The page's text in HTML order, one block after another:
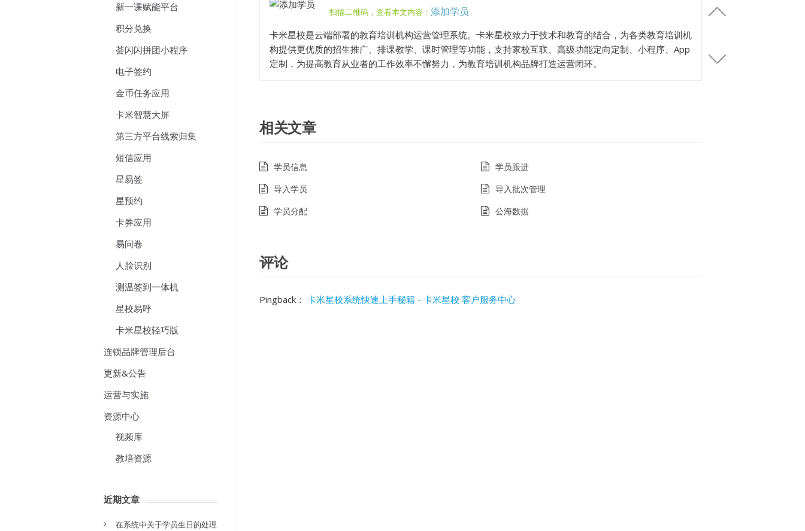
新一课赋能平台
积分兑换
荟闪闪拼团小程序
电子签约
金币任务应用
卡米智慧大屏
第三方平台线索归集
短信应用
星易签
星预约
卡券应用
易问卷
人脸识别
测温签到一体机
星校易呼
卡米星校轻巧版
连锁品牌管理后台
更新&公告
运营与实施
资源中心
视频库
教培资源
近期文章
在系统中关于学员生日的处理
扫描二维码，查看本文内容： 添加学员
卡米星校是云端部署的教育培训机构运营管理系统。卡米星校致力于技术和教育的结合，为各类教育培训机
构提供更优质的招生推广、排课教学、课时管理等功能，支持家校互联、高级功能定向定制、小程序、App
定制，为提高教育从业者的工作效率不懈努力，为教育培训机构品牌打造运营闭环。
相关文章
学员信息
学员跟进
导入学员
导入批次管理
学员分配
公海数据
评论
Pingback： 卡米星校系统快速上手秘籍 - 卡米星校 客户服务中心